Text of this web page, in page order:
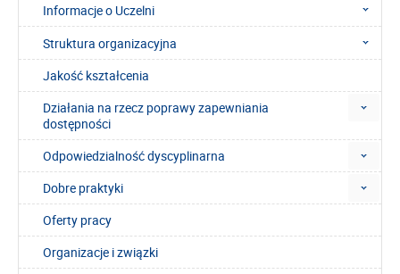
Informacje o Uczelni
Struktura organizacyjna
Jakość kształcenia
Działania na rzecz poprawy zapewniania
dostępności
Odpowiedzialność dyscyplinarna
Dobre praktyki
Oferty pracy
Organizacje i związki